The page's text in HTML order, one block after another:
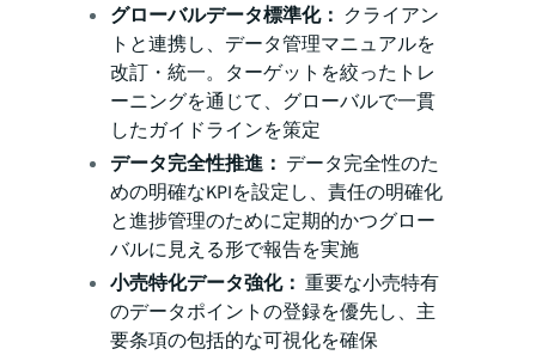
グローバルデータ標準化： クライアン
トと連携し、データ管理マニュアルを
改訂・統一。ターゲットを絞ったトレ
ーニングを通じて、グローバルで一貫
したガイドラインを策定
データ完全性推進： データ完全性のた
めの明確なKPIを設定し、責任の明確化
と進捗管理のために定期的かつグロー
バルに見える形で報告を実施
小売特化データ強化： 重要な小売特有
のデータポイントの登録を優先し、主
要条項の包括的な可視化を確保